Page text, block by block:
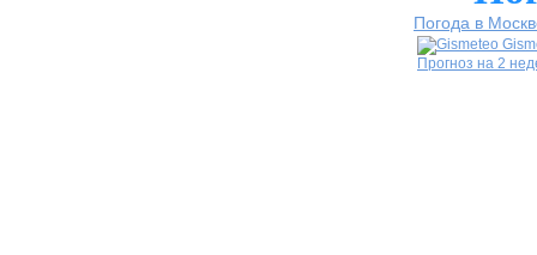
Погода в
Прогноз на 2